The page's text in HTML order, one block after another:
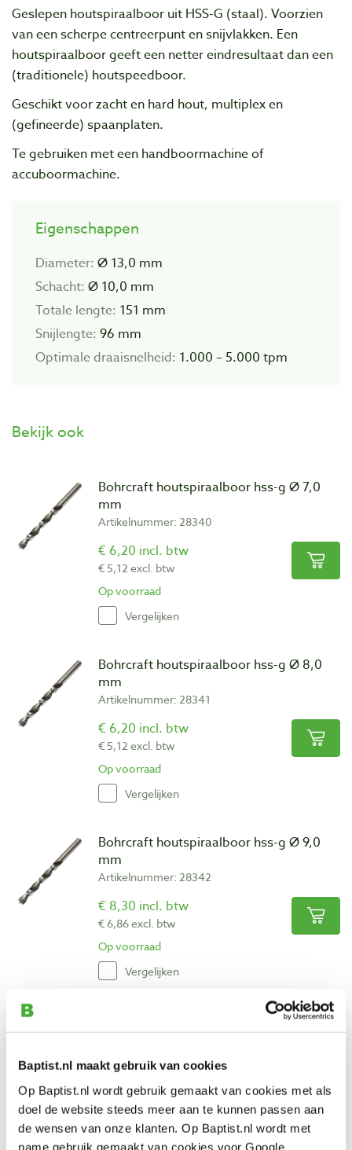
Baptist.nl maakt gebruik van cookies
Op Baptist.nl wordt gebruik gemaakt van cookies met als
doel de website steeds meer aan te kunnen passen aan
de wensen van onze klanten. Op Baptist.nl wordt met
name gebruik gemaakt van cookies voor Google
Geslepen houtspiraalboor uit HSS-G (staal). Voorzien
van een scherpe centreerpunt en snijvlakken. Een
houtspiraalboor geeft een netter eindresultaat dan een
(traditionele) houtspeedboor.
Geschikt voor zacht en hard hout, multiplex en
(gefineerde) spaanplaten.
Te gebruiken met een handboormachine of
accuboormachine.
Eigenschappen
Diameter: Ø 13,0 mm
Schacht: Ø 10,0 mm
Totale lengte: 151 mm
Snijlengte: 96 mm
Optimale draaisnelheid: 1.000 – 5.000 tpm
Bekijk ook
Bohrcraft houtspiraalboor hss-g Ø 7,0
mm
Artikelnummer: 28340
€ 6,20 incl. btw
€ 5,12 excl. btw
Op voorraad
Vergelijken
Bohrcraft houtspiraalboor hss-g Ø 8,0
mm
Artikelnummer: 28341
€ 6,20 incl. btw
€ 5,12 excl. btw
Op voorraad
Vergelijken
Bohrcraft houtspiraalboor hss-g Ø 9,0
mm
Artikelnummer: 28342
€ 8,30 incl. btw
€ 6,86 excl. btw
Op voorraad
Vergelijken
Bohrcraft houtspiraalboor hss-g Ø 10,0
mm
€ 9,95 incl. btw
€ 8,22 excl. btw
Op voorraad